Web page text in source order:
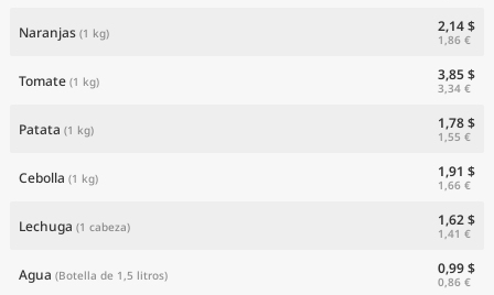
Naranjas (1 kg) 2,14 $
1,86 €
Tomate (1 kg) 3,85 $
3,34 €
Patata (1 kg) 1,78 $
1,55 €
Cebolla (1 kg) 1,91 $
1,66 €
Lechuga (1 cabeza) 1,62 $
1,41 €
Agua (Botella de 1,5 litros) 0,99 $
0,86 €